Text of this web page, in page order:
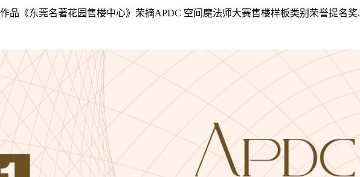
品《东莞名著花园售楼中心》荣摘APDC 空间魔法师大赛售楼样板类别荣誉提名奖.